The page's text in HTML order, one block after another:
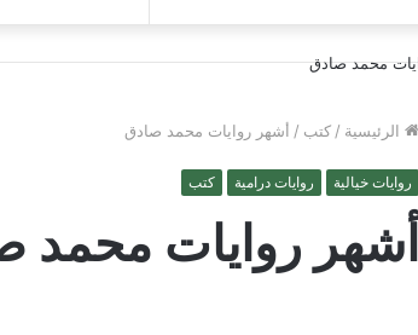
عشوائي
الرئيسية / كتب / أشهر روايات محمد صادق
روايات خيالية روايات درامية كتب
أشهر روايات محمد